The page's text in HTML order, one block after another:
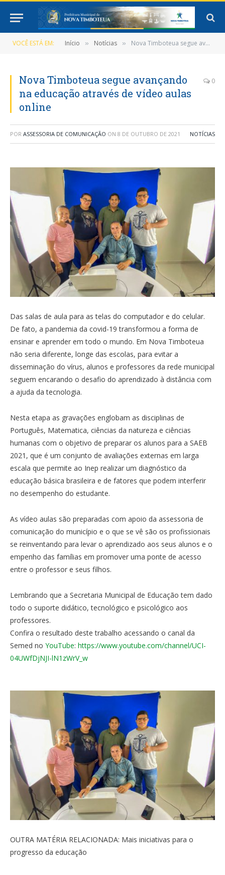
VOCÊ ESTÁ EM: Início » Notícias » Nova Timboteua segue avançando na educação através de vídeo aulas online
Nova Timboteua segue avançando
na educação através de vídeo aulas
online
0
POR ASSESSORIA DE COMUNICAÇÃO ON 8 DE OUTUBRO DE 2021 NOTÍCIAS
Das salas de aula para as telas do computador e do celular.
De fato, a pandemia da covid-19 transformou a forma de
ensinar e aprender em todo o mundo. Em Nova Timboteua
não seria diferente, longe das escolas, para evitar a
disseminação do vírus, alunos e professores da rede municipal
seguem encarando o desafio do aprendizado à distância com
a ajuda da tecnologia.
Nesta etapa as gravações englobam as disciplinas de
Português, Matematica, ciências da natureza e ciências
humanas com o objetivo de preparar os alunos para a SAEB
2021, que é um conjunto de avaliações externas em larga
escala que permite ao Inep realizar um diagnóstico da
educação básica brasileira e de fatores que podem interferir
no desempenho do estudante.
As vídeo aulas são preparadas com apoio da assessoria de
comunicação do município e o que se vê são os profissionais
se reinventando para levar o aprendizado aos seus alunos e o
empenho das famílias em promover uma ponte de acesso
entre o professor e seus filhos.
Lembrando que a Secretaria Municipal de Educação tem dado
todo o suporte didático, tecnológico e psicológico aos
professores.
Confira o resultado deste trabalho acessando o canal da
Semed no YouTube: https://www.youtube.com/channel/UCI-
04UWfDjNJI-lN1zWrV_w
OUTRA MATÉRIA RELACIONADA: Mais iniciativas para o
progresso da educação